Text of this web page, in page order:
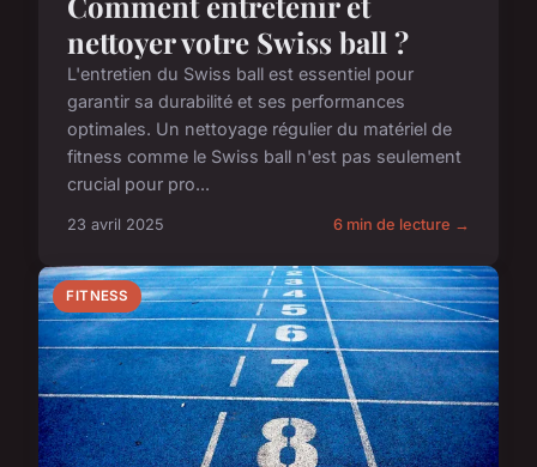
nettoyer votre Swiss ball ?
L'entretien du Swiss ball est essentiel pour
garantir sa durabilité et ses performances
optimales. Un nettoyage régulier du matériel de
fitness comme le Swiss ball n'est pas seulement
crucial pour pro...
23 avril 2025 6 min de lecture →
FITNESS